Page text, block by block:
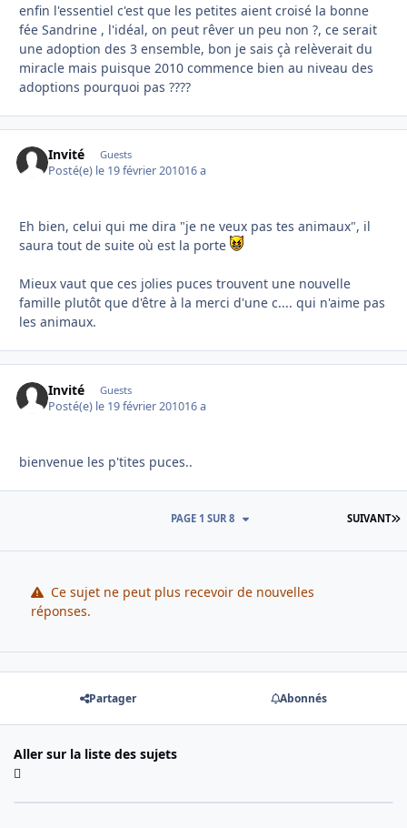
enfin l'essentiel c'est que les petites aient croisé la bonne
fée Sandrine , l'idéal, on peut rêver un peu non ?, ce serait
une adoption des 3 ensemble, bon je sais çà relèverait du
miracle mais puisque 2010 commence bien au niveau des
adoptions pourquoi pas ????
Invité Guests
Posté(e) le 19 février 201016 a
Eh bien, celui qui me dira "je ne veux pas tes animaux", il
saura tout de suite où est la porte
Mieux vaut que ces jolies puces trouvent une nouvelle
famille plutôt que d'être à la merci d'une c.... qui n'aime pas
les animaux.
Invité Guests
Posté(e) le 19 février 201016 a
bienvenue les p'tites puces..
SUIVANT
PAGE 1 SUR 8
Ce sujet ne peut plus recevoir de nouvelles
réponses.
Partager Abonnés
Aller sur la liste des sujets